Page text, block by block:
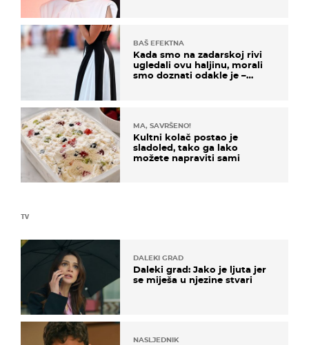
TV
DALEKI GRAD
Daleki grad: Jako je ljuta jer
se miješa u njezine stvari
NASLJEDNIK
BAŠ EFEKTNA
Kada smo na zadarskoj rivi
ugledali ovu haljinu, morali
smo doznati odakle je –
MA, SAVRŠENO!
Kultni kolač postao je
sladoled, tako ga lako
možete napraviti sami